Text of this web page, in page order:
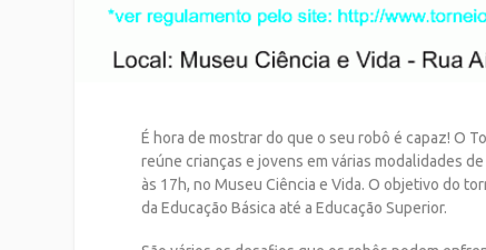
É hora de mostrar do que o seu robô é capaz! O
reúne crianças e jovens em várias modalidades
às 17h, no Museu Ciência e Vida.O objetivo do
daEducação Básica até a Educação Superior.